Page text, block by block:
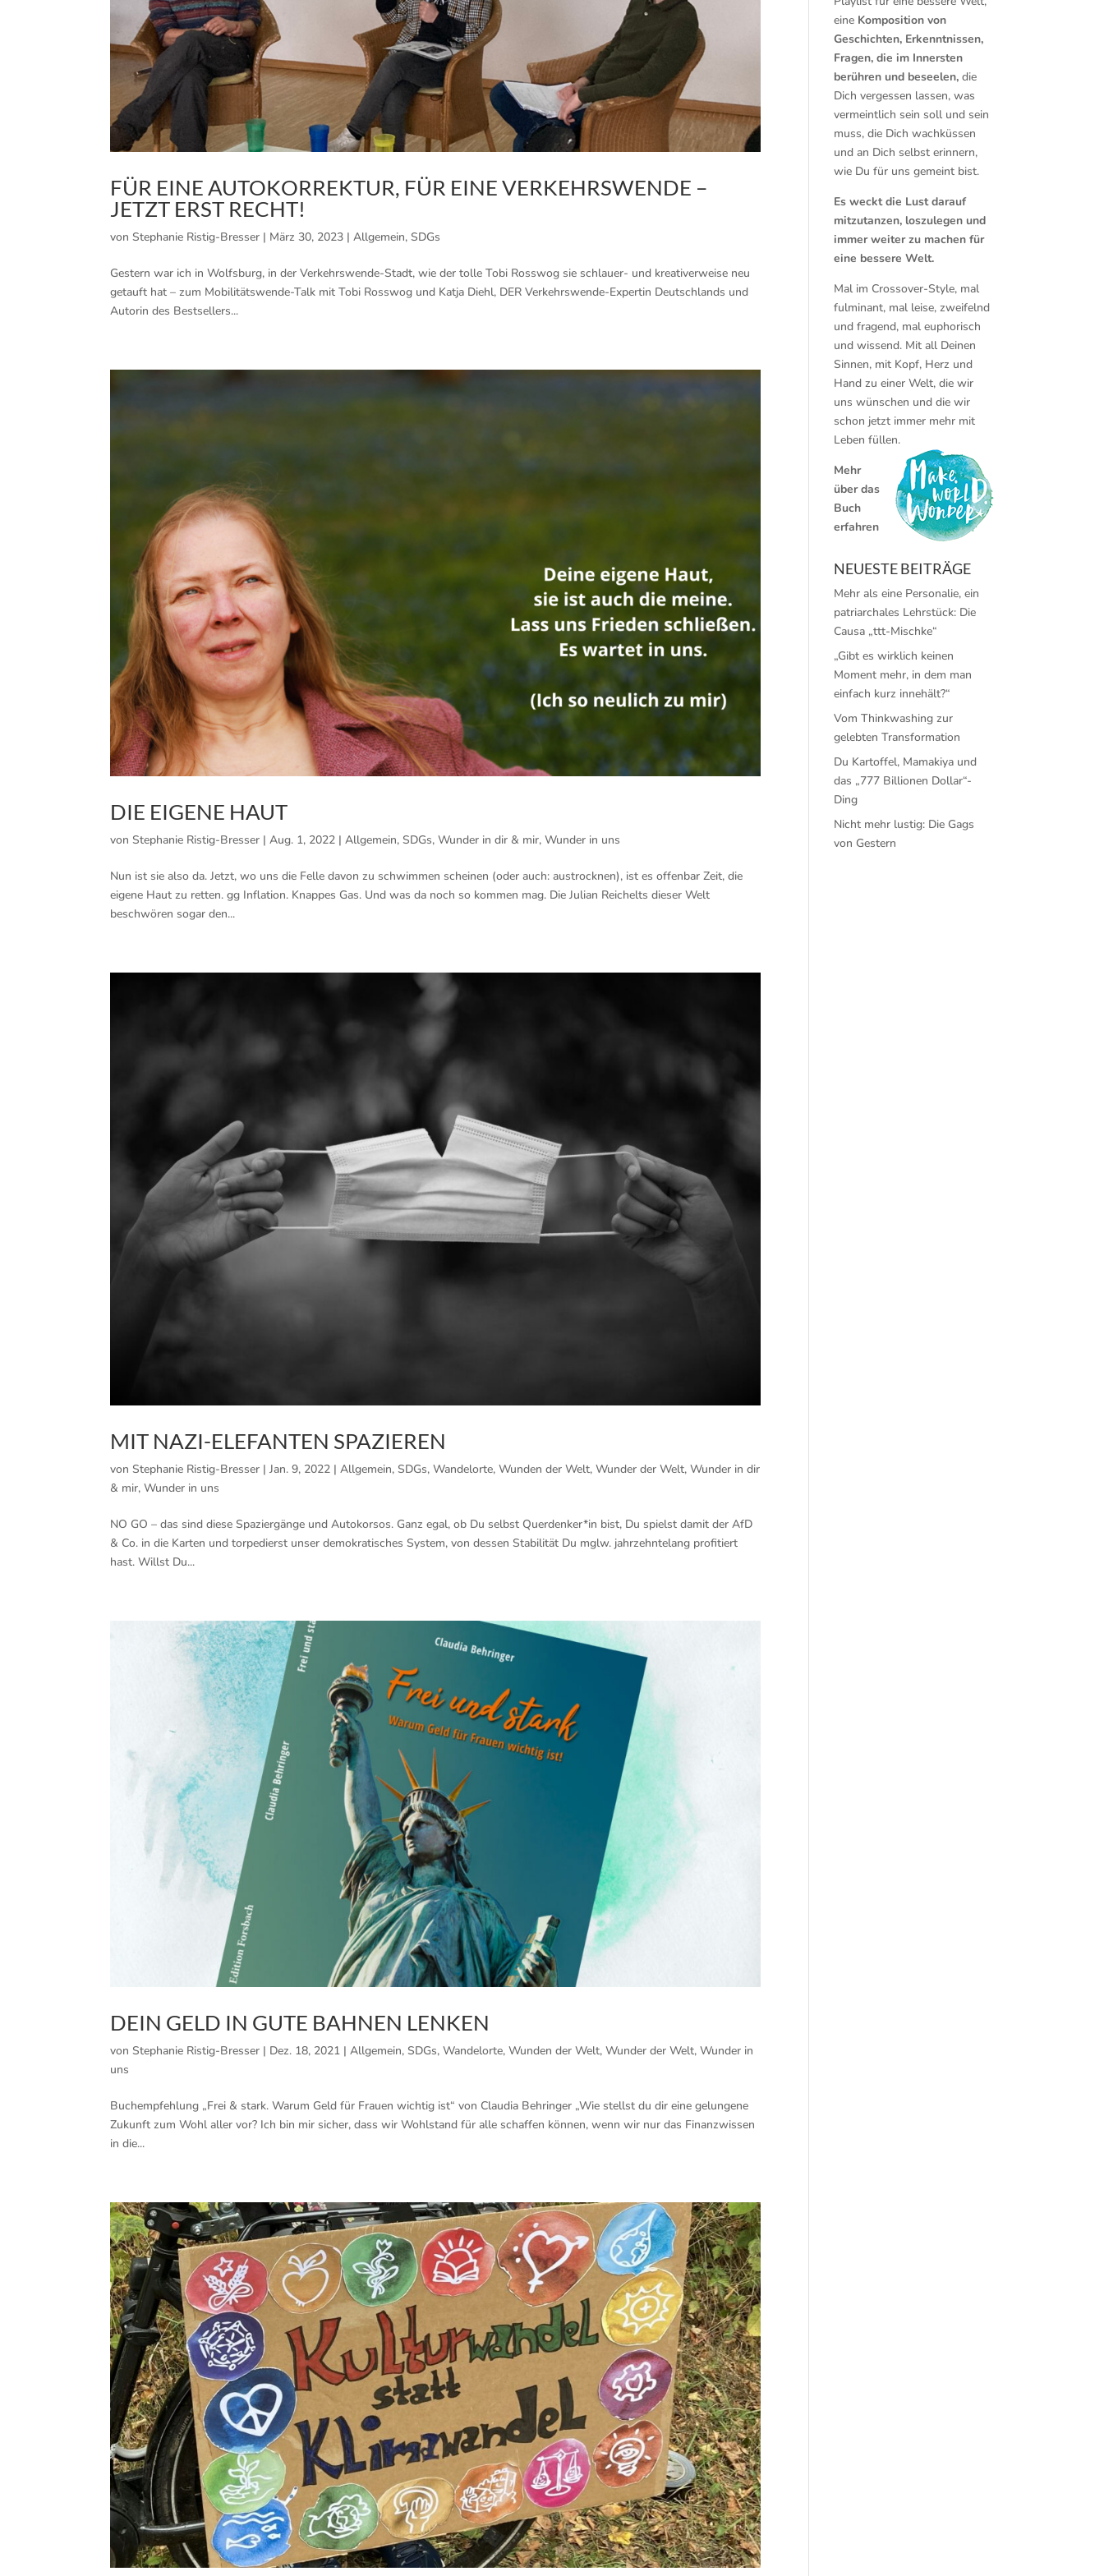
FÜR EINE AUTOKORREKTUR, FÜR EINE VERKEHRSWENDE –
JETZT ERST RECHT!
vonStephanie Ristig-Bresser | März 30, 2023 |Allgemein,SDGs
Gestern war ich in Wolfsburg, in der Verkehrswende-Stadt, wie der tolle Tobi Rosswog sie schlauer- und kreativerweise neu
getauft hat – zum Mobilitätswende-Talk mit Tobi Rosswog und Katja Diehl, DER Verkehrswende-Expertin Deutschlands und
Autorin des Bestsellers...
DIE EIGENE HAUT
vonStephanie Ristig-Bresser |Aug. 1, 2022 |Allgemein,SDGs,Wunder in dir & mir,Wunder in uns
Nun ist sie also da. Jetzt, wo uns die Felle davon zu schwimmen scheinen (oder auch: austrocknen), ist es offenbar Zeit, die
eigene Haut zu retten. gg Inflation. Knappes Gas. Und was da noch so kommen mag. Die Julian Reichelts dieser Welt
beschwören sogar den...
MIT NAZI-ELEFANTEN SPAZIEREN
vonStephanie Ristig-Bresser |Jan. 9, 2022 |Allgemein,SDGs,Wandelorte,Wunden der Welt,Wunder der Welt,Wunder in dir
& mir,Wunder in uns
NO GO – das sind diese Spaziergänge und Autokorsos. Ganz egal, ob Du selbst Querdenker*in bist, Du spielst damit der AfD
& Co. in die Karten und torpedierst unser demokratisches System, von dessen Stabilität Du mglw. jahrzehntelang profitiert
hast. Willst Du...
DEIN GELD IN GUTE BAHNEN LENKEN
vonStephanie Ristig-Bresser | Dez. 18, 2021 |Allgemein,SDGs,Wandelorte,Wunden der Welt,Wunder der Welt,Wunder in
uns
Buchempfehlung „Frei & stark. Warum Geld für Frauen wichtig ist“ von Claudia Behringer „Wie stellst du dir eine gelungene
Zukunft zum Wohl aller vor? Ich bin mir sicher, dass wir Wohlstand für alle schaffen können, wenn wir nur das Finanzwissen
in die...
eine Komposition von
Geschichten, Erkenntnissen,
Fragen, die im Innersten
berühren und beseelen, die
Dich vergessen lassen, was
vermeintlich sein soll und sein
muss, die Dich wachküssen
und an Dich selbst erinnern,
wie Du für uns gemeint bist.
Es weckt die Lust darauf
mitzutanzen, loszulegen und
immer weiter zu machen für
eine bessere Welt.
Mal im Crossover-Style, mal
fulminant, mal leise, zweifelnd
und fragend, mal euphorisch
und wissend. Mit all Deinen
Sinnen, mit Kopf, Herz und
Hand zu einer Welt, die wir
uns wünschen und die wir
schon jetzt immer mehr mit
Leben füllen.
Mehr
über das
Buch
erfahren
NEUESTE BEITRÄGE
Mehr als eine Personalie, ein
patriarchales Lehrstück: Die
Causa „ttt-Mischke“
„Gibt es wirklich keinen
Moment mehr, in dem man
einfach kurz innehält?“
Vom Thinkwashing zur
gelebten Transformation
Du Kartoffel, Mamakiya und
das „777 Billionen Dollar“-
Ding
Nicht mehr lustig: Die Gags
von Gestern